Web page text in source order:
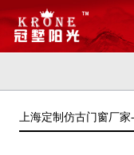
上海定制仿古门窗厂